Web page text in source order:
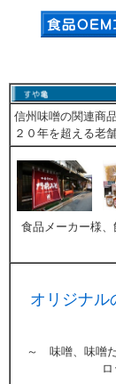
信州味噌の関連商
２０年を超える老
食品メーカー様
オリジナル
～ 味噌、味噌